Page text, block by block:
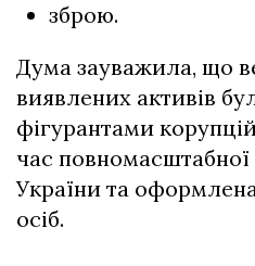
зброю.
Дума зауважила, що
виявлених активів
фігурантами
час повномасштабної
України та
осіб.